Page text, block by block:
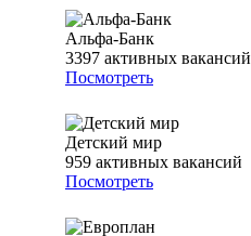
Альфа-Банк
3397 активных вакансий
Посмотреть
Детский мир
959 активных вакансий
Посмотреть